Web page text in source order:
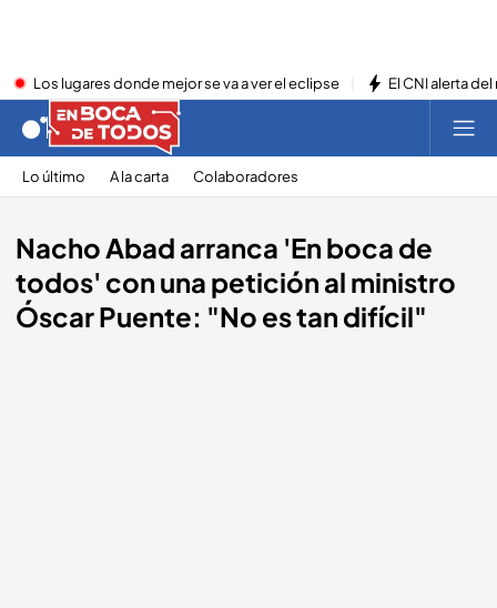
Los lugares donde mejor se va a ver el eclipse El CNI alerta
Lo último A la carta Colaboradores
Nacho Abad arranca 'En boca de
todos' con una petición al ministro
Óscar Puente: "No es tan difícil"